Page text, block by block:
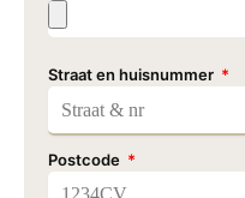
Straat en huisnummer
Postcode